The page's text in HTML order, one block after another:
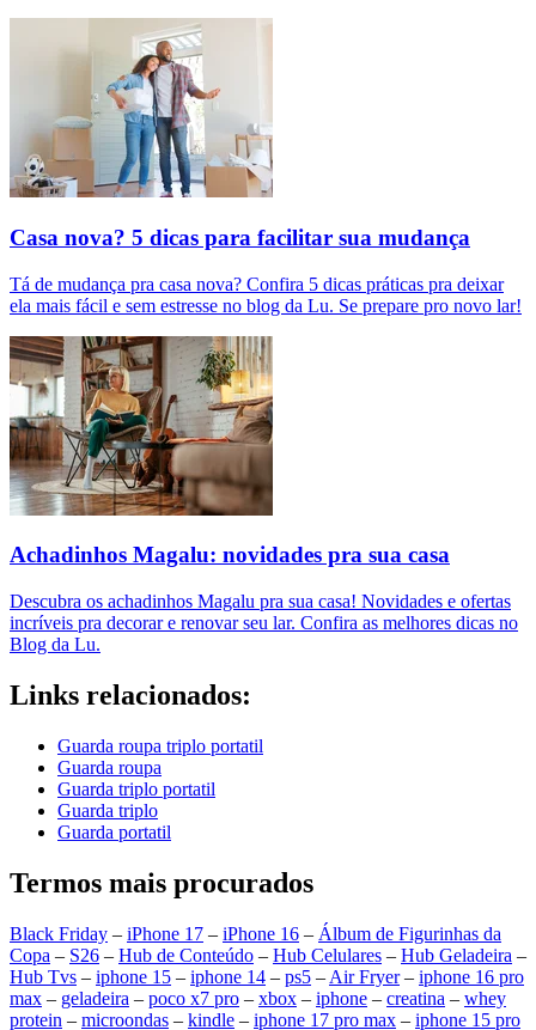
Casa nova? 5 dicas para facilitar sua mudança
Tá de mudança pra casa nova? Confira 5 dicas práticas pra deixar
ela mais fácil e sem estresse no blog da Lu. Se prepare pro novo lar!
Achadinhos Magalu: novidades pra sua casa
Descubra os achadinhos Magalu pra sua casa! Novidades e ofertas
incríveis pra decorar e renovar seu lar. Confira as melhores dicas no
Blog da Lu.
Links relacionados:
Guarda roupa triplo portatil
Guarda roupa
Guarda triplo portatil
Guarda triplo
Guarda portatil
Termos mais procurados
Black Friday – iPhone 17 – iPhone 16 – Álbum de Figurinhas da
Copa – S26 – Hub de Conteúdo – Hub Celulares – Hub Geladeira –
Hub Tvs – iphone 15 – iphone 14 – ps5 – Air Fryer– iphone 16 pro
max – geladeira – poco x7 pro – xbox – iphone – creatina – whey
protein – microondas – kindle – iphone 17 pro max – iphone 15 pro